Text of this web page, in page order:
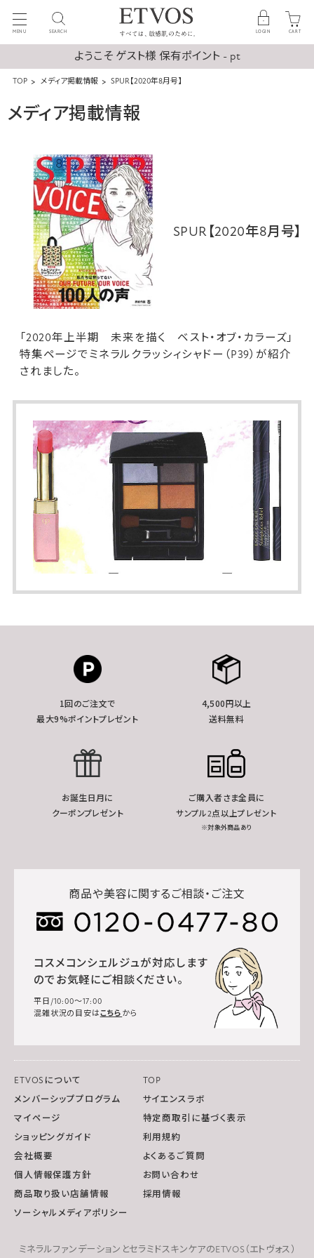
MENU SEARCH LOGIN CART
ようこそ ゲスト様 保有ポイント - pt
TOP メディア掲載情報 SPUR【2020年8月号】
メディア掲載情報
SPUR【2020年8月号】
「2020年上半期 未来を描く ベスト・オブ・カラーズ」
特集ページでミネラルクラッシィシャドー （P39）が紹介
されました。
1回のご注文で
最大9%ポイントプレゼント
4,500円以上
送料無料
お誕生日月に
クーポンプレゼント
ご購入者さま全員に
サンプル2点以上プレゼント
※対象外商品あり
商品や美容に関するご相談・ご注文
コスメコンシェルジュが対応します
のでお気軽にご相談ください。
平日/10:00～17:00
混雑状況の目安はこちら から
ETVOSについて
TOP
メンバーシッププログラム
サイエンスラボ
マイページ
特定商取引に基づく表示
ショッピングガイド
利用規約
会社概要
よくあるご質問
個人情報保護方針
お問い合わせ
商品取り扱い店舗情報
採用情報
ソーシャルメディアポリシー
ミネラルファンデーションとセラミドスキンケアのETVOS（エトヴォス）